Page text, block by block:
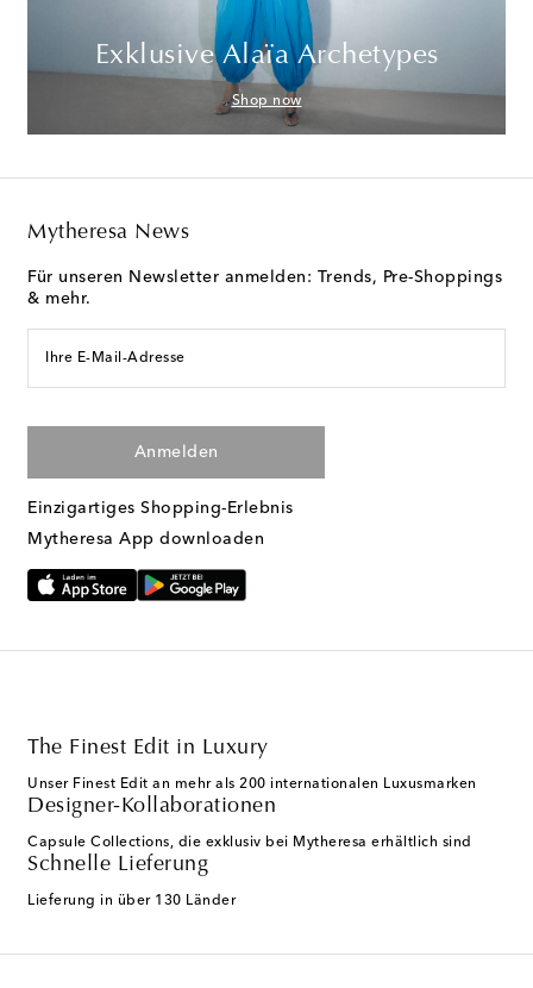
Exklusive Alaïa Archetypes
Shop now
Mytheresa News
Für unseren Newsletter anmelden: Trends, Pre-Shoppings
& mehr.
Ihre E-Mail-Adresse
Anmelden
Einzigartiges Shopping-Erlebnis
Mytheresa App downloaden
The Finest Edit in Luxury
Unser Finest Edit an mehr als 200 internationalen Luxusmarken
Designer-Kollaborationen
Capsule Collections, die exklusiv bei Mytheresa erhältlich sind
Schnelle Lieferung
Lieferung in über 130 Länder